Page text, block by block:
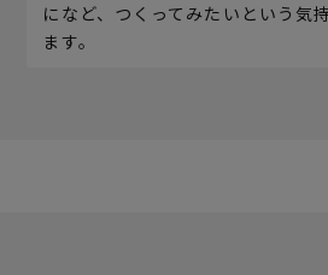
になど、つくってみたいという気
ます。